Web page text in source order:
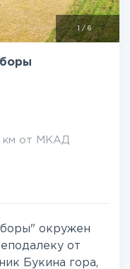
1 /6
км от МКАД
окружен
от
Букина гора,